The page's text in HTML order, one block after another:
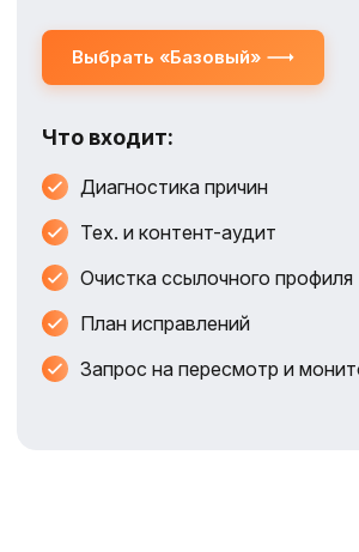
Выбрать «Базовый»
Что входит:
Диагностика причин
Тех. и контент-аудит
Очистка ссылочного профиля
План исправлений
Запрос на пересмотр и